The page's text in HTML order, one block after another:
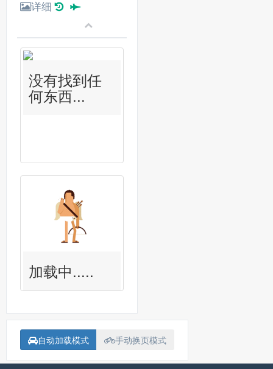
详细
没有找到任
何东西...
加载中.....
自动加载模式 手动换页模式